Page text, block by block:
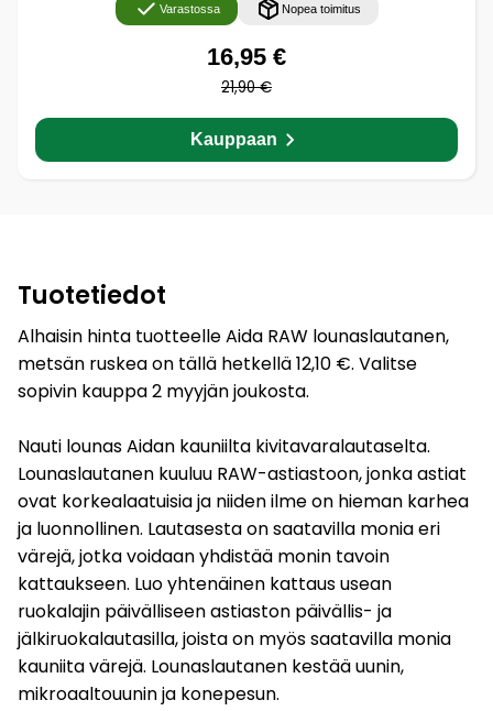
Varastossa Nopea toimitus
16,95 €
21,90 €
Kauppaan
Tuotetiedot
Alhaisin hinta tuotteelle Aida RAW lounaslautanen,
metsän ruskea on tällä hetkellä 12,10 €. Valitse
sopivin kauppa 2 myyjän joukosta.
Nauti lounas Aidan kauniilta kivitavaralautaselta.
Lounaslautanen kuuluu RAW-astiastoon, jonka astiat
ovat korkealaatuisia ja niiden ilme on hieman karhea
ja luonnollinen. Lautasesta on saatavilla monia eri
värejä, jotka voidaan yhdistää monin tavoin
kattaukseen. Luo yhtenäinen kattaus usean
ruokalajin päivälliseen astiaston päivällis- ja
jälkiruokalautasilla, joista on myös saatavilla monia
kauniita värejä. Lounaslautanen kestää uunin,
mikroaaltouunin ja konepesun.